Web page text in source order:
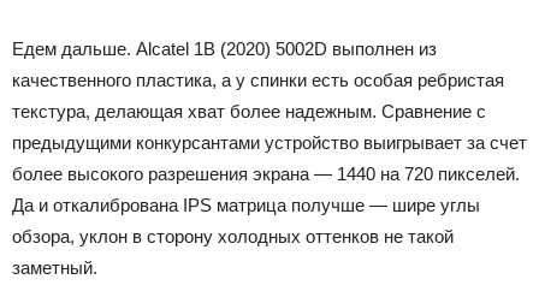
Едем дальше. Alcatel 1B (2020) 5002D выполнен из
качественного пластика, а у спинки есть особая ребристая
текстура, делающая хват более надежным. Сравнение с
предыдущими конкурсантами устройство выигрывает за счет
более высокого разрешения экрана — 1440 на 720 пикселей.
Да и откалибрована IPS матрица получше — шире углы
обзора, уклон в сторону холодных оттенков не такой
заметный.